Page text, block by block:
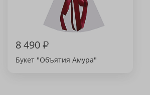
8 490₽
Букет "Объятия Амура"